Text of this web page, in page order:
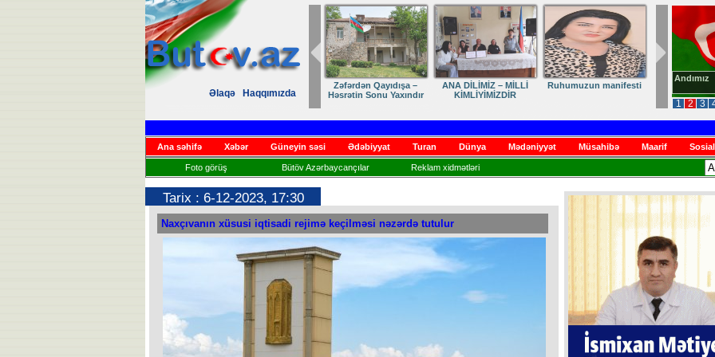
Əlaqə
Haqqımızda
1 2 3
Andımız
Zəfərdən Qayıdışa –
Həsrətin Sonu Yaxındır
ANA DİLİMİZ – MİLLİ
KİMLİYİMİZDİR
Ruhumuzun manifesti
Ana səhifə Xəbər Güneyin səsi Ədəbiyyat Turan Dünya Mədəniyyət Müsahibə Maarif
Foto görüş Bütöv Azərbaycançılar Reklam xidmətləri
Tarix : 6-12-2023, 17:30
Naxçıvanın xüsusi iqtisadi rejimə keçilməsi nəzərdə tutulur